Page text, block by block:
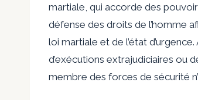
martiale, qui accorde des
défense des droits de l’homme
loi martiale et de l’état
d’exécutions extrajudiciaires ou
membre des forces de sécurité